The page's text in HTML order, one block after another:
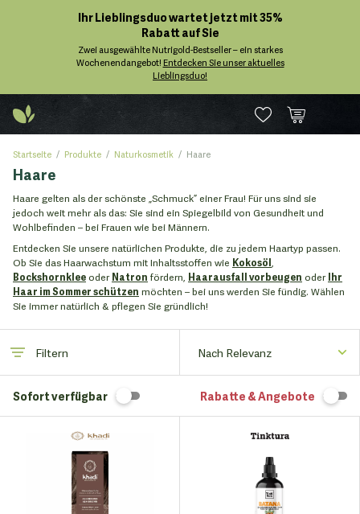
Ihr Lieblingsduo wartet jetzt mit 35%
Rabatt auf Sie
Zwei ausgewählte Nutrigold-Bestseller – ein starkes
Wochenendangebot! Entdecken Sie unser aktuelles
Lieblingsduo!
Startseite Produkte Naturkosmetik Haare
Haare
Haare gelten als der schönste „Schmuck” einer Frau! Für uns sind sie
jedoch weit mehr als das: Sie sind ein Spiegelbild von Gesundheit und
Wohlbefinden – bei Frauen wie bei Männern.
Entdecken Sie unsere natürlichen Produkte, die zu jedem Haartyp passen.
Ob Sie das Haarwachstum mit Inhaltsstoffen wie Kokosöl
BockshornkleeoderNatron fördern, Haarausfall vorbeugen oderIhr
Haar im Sommer schützen möchten – bei uns werden Sie fündig. Wählen
Sie immer natürlich & pflegen Sie gründlich!
Filtern
Sofort verfügbar Rabatte & Angebote